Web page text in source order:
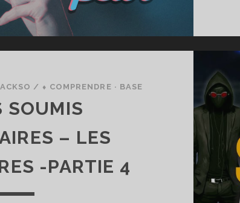
/ ⬧ COMPRENDRE · BASE
SOUMIS
– LES
-PARTIE 4